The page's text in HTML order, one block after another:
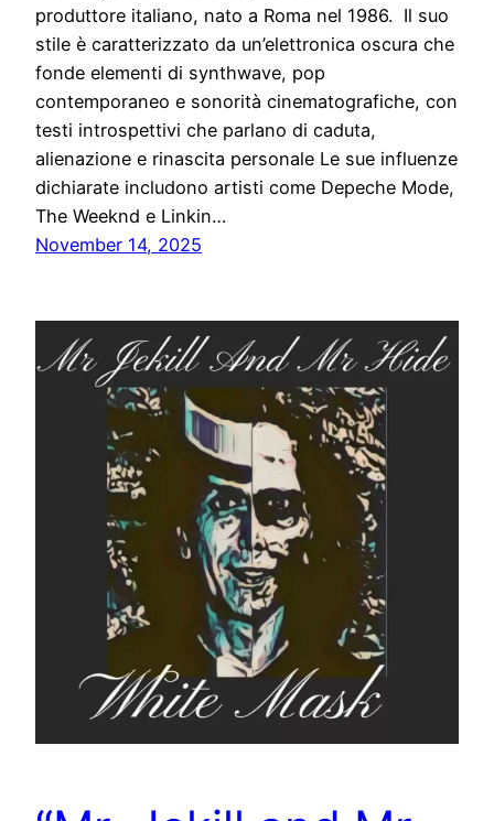
produttore italiano, nato a Roma nel 1986. Il suo
stile è caratterizzato da un’elettronica oscura che
fonde elementi di synthwave, pop
contemporaneo e sonorità cinematografiche, con
testi introspettivi che parlano di caduta,
alienazione e rinascita personale Le sue influenze
dichiarate includono artisti come Depeche Mode,
The Weeknd e Linkin…
November 14, 2025